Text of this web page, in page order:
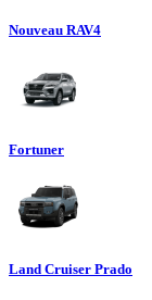
Nouveau RAV4
Fortuner
Land Cruiser Prado